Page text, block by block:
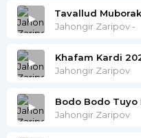
Тavallud
Jahongir Zaripov -
Khafam Kardi
Jahongir Zaripov
Bodo Bodo Tuyo
Jahongir Zaripov